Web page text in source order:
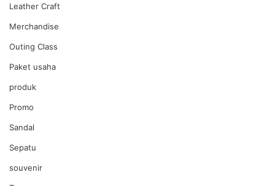
Leather Craft
Merchandise
Outing Class
Paket usaha
produk
Promo
Sandal
Sepatu
souvenir